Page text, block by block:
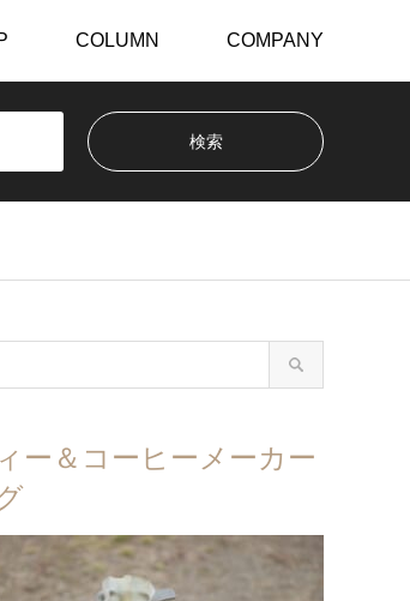
COLUMN COMPANY
ー＆コーヒーメーカー